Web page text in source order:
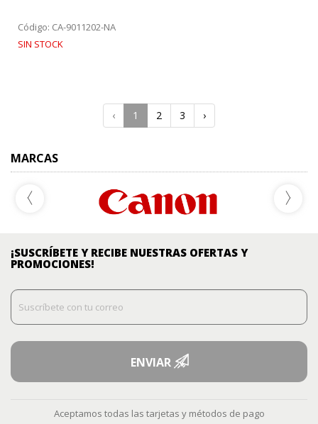
Código: CA-9011202-NA
SIN STOCK
‹ 1 2 3 ›
MARCAS
¡SUSCRÍBETE Y RECIBE NUESTRAS OFERTAS Y
PROMOCIONES!
ENVIAR
Aceptamos todas las tarjetas y métodos de pago